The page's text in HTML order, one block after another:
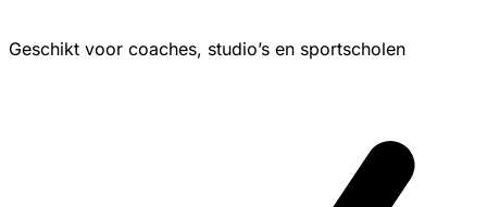
Geschikt voor coaches, studio’s en sportscholen